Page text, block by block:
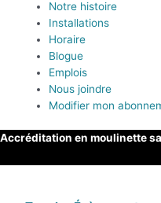
Notre histoire
Installations
Horaire
Blogue
Emplois
Nous joindre
Modifier mon
Accréditation en moulinette